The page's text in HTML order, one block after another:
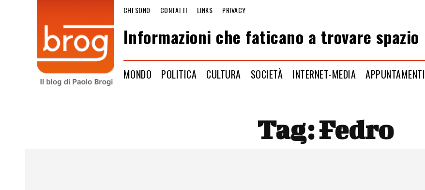
CHI SONO CONTATTI LINKS PRIVACY
Informazioni che faticano a trovare spazio
MONDO POLITICA CULTURA SOCIETÀ INTERNET-MEDIA APPUNTAMENTI
Tag:Fedro